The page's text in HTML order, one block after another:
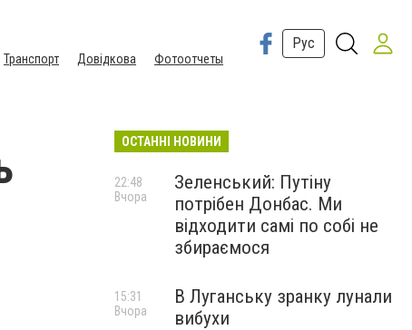
Транспорт Довідкова Фотоотчеты
Рус
ОСТАННІ НОВИНИ
Зеленський: Путіну
потрібен Донбас. Ми
відходити самі по собі не
збираємося
22:48
Вчора
В Луганську зранку лунали
вибухи
15:31
Вчора